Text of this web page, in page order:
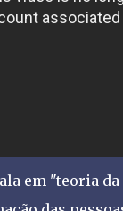
em "teoria